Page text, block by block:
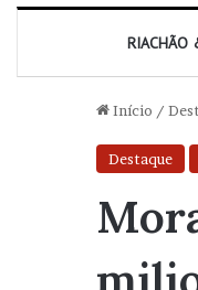
RIACHÃO
Início /
Destaque